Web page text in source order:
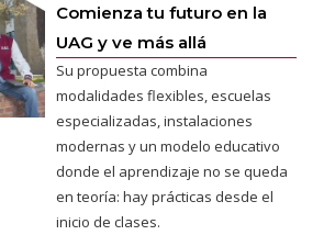
Comienza tu futuro en la
UAG y ve más allá
Su propuesta combina
modalidades flexibles, escuelas
especializadas, instalaciones
modernas y un modelo educativo
donde el aprendizaje no se queda
en teoría: hay prácticas desde el
inicio de clases.